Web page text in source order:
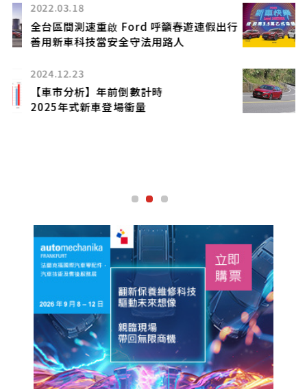
2021.12.02
Ford十一月再創銷售佳績 市占率達7.8%年
度新高 蟬連前三大
2023.03.22
【試駕】熱血爸的個性座駕 Ford Focus
Hatchback ST-Line Vignale